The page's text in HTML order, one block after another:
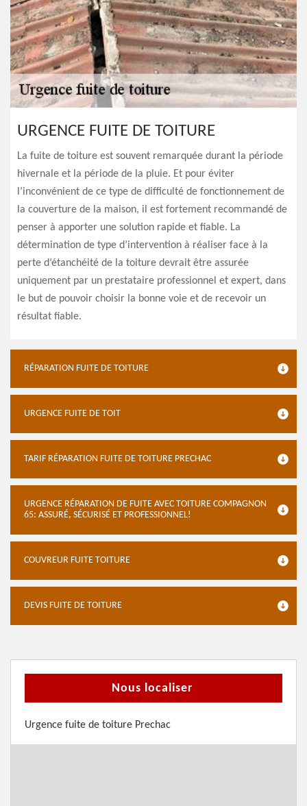
URGENCE FUITE DE TOITURE
La fuite de toiture est souvent remarquée durant la période
hivernale et la période de la pluie. Et pour éviter
l’inconvénient de ce type de difficulté de fonctionnement de
la couverture de la maison, il est fortement recommandé de
penser à apporter une solution rapide et fiable. La
détermination de type d’intervention à réaliser face à la
perte d’étanchéité de la toiture devrait être assurée
uniquement par un prestataire professionnel et expert, dans
le but de pouvoir choisir la bonne voie et de recevoir un
résultat fiable.
RÉPARATION FUITE DE TOITURE
URGENCE FUITE DE TOIT
TARIF RÉPARATION FUITE DE TOITURE PRECHAC
URGENCE RÉPARATION DE FUITE AVEC TOITURE COMPAGNON
65: ASSURÉ, SÉCURISÉ ET PROFESSIONNEL!
COUVREUR FUITE TOITURE
DEVIS FUITE DE TOITURE
Nous localiser
Urgence fuite de toiture Prechac